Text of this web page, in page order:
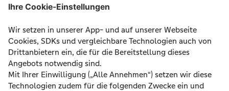
Immobilienbewertung
Welche Angaben muss ich
machen, um eine Immobilie
schätzen zu lassen?